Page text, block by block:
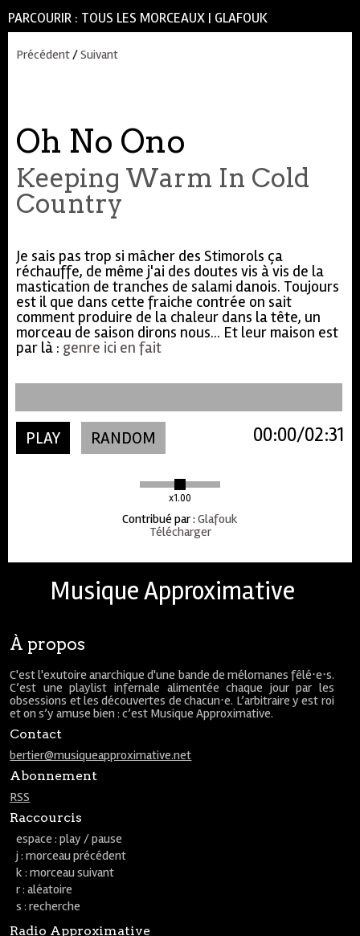
PARCOURIR : TOUS LES MORCEAUX | GLAFOUK
Précédent/Suivant
Oh No Ono
Keeping Warm In Cold
Country
Je sais pas trop si mâcher des Stimorols ça
réchauffe, de même j'ai des doutes vis à vis de la
mastication de tranches de salami danois. Toujours
est il que dans cette fraiche contrée on sait
comment produire de la chaleur dans la tête, un
morceau de saison dirons nous... Et leur maison est
par là : genre ici en fait
PLAY RANDOM
x1.00
02:31
00:00
Contribué par: Glafouk
Télécharger
Musique Approximative
À propos
C'est l'exutoire anarchique d'une bande de mélomanes fêlé⋅e⋅s.
C’est une playlist infernale alimentée chaque jour par les
obsessions et les découvertes de chacun⋅e. L’arbitraire y est roi
et on s’y amuse bien : c’est Musique Approximative.
Contact
bertier@musiqueapproximative.net
Abonnement
RSS
Raccourcis
espace : play / pause
j : morceau précédent
k : morceau suivant
r : aléatoire
s : recherche
Radio Approximative